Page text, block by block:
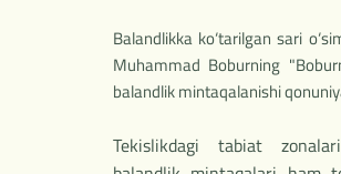
Balandlikka ko‘tarilgan sari
Muhammad Boburning
balandlik mintaqalanishi
Tekislikdagi tabiat